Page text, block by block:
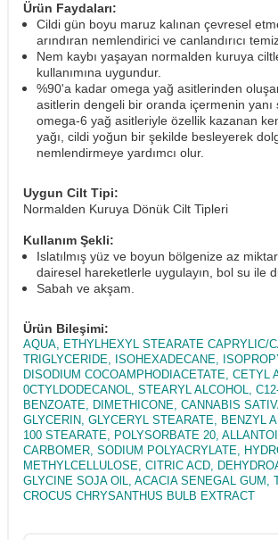
Ürün Faydaları:
Cildi gün boyu maruz kalınan çevresel
arındıran nemlendirici ve canlandırıcı
Nem kaybı yaşayan normalden kuruya
kullanımına uygundur.
%90'a kadar omega yağ asitlerinden
asitlerin dengeli bir oranda içermenin yanı
omega-6 yağ asitleriyle özellik kazanan
yağı, cildi yoğun bir şekilde besleyerek
nemlendirmeye yardımcı olur.
Uygun Cilt Tipi:
Normalden Kuruya Dönük Cilt Tipleri
Kullanım Şekli:
Islatılmış yüz ve boyun bölgenize az
dairesel hareketlerle uygulayın, bol su ile
Sabah ve akşam.
Ürün Bileşimi:
AQUA, ETHYLHEXYL STEARATE CAPRYLIC/
TRIGLYCERIDE, ISOHEXADECANE,
DISODIUM COCOAMPHODIACETATE, CETYL
0CTYLDODECANOL, STEARYL ALCOHOL,
BENZOATE, DIMETHICONE, CANNABIS
GLYCERIN, GLYCERYL STEARATE, BENZYL
100 STEARATE, POLYSORBATE 20,
CARBOMER, SODIUM POLYACRYLATE,
METHYLCELLULOSE, CITRIC ACD,
GLYCINE SOJA OlL, ACACIA SENEGAL GUM,
CROCUS CHRYSANTHUS BULB EXTRACT